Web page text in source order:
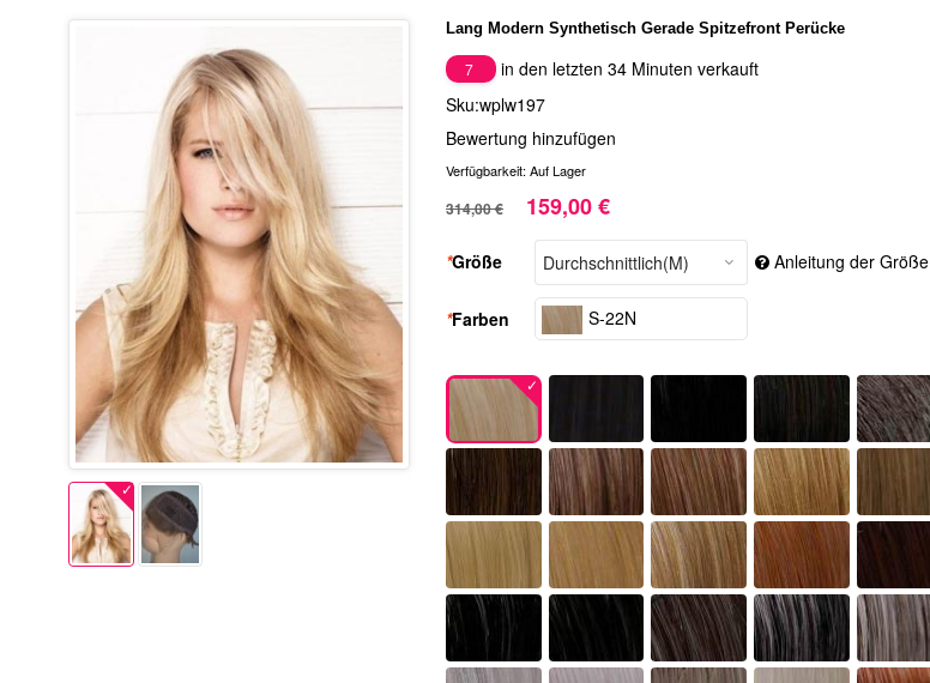
Lang Modern Synthetisch Gerade Spitzefront Perücke
7
in den letzten 34 Minuten verkauft
Sku:wplw197
Bewertung hinzufügen
Verfügbarkeit: Auf Lager
314,00 € 159,00 €
*Größe Anleitung der Größe
*Farben S-22N